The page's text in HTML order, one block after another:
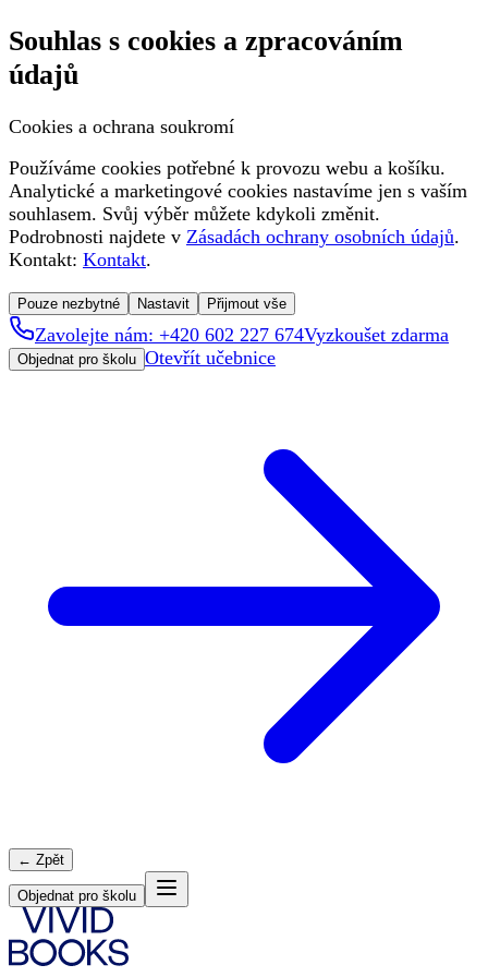
Souhlas s cookies a zpracováním
údajů
Cookies a ochrana soukromí
Používáme cookies potřebné k provozu webu a košíku.
Analytické a marketingové cookies nastavíme jen s vaším
souhlasem. Svůj výběr můžete kdykoli změnit.
Podrobnosti najdete v Zásadách ochrany osobních údajů.
Kontakt: Kontakt.
Pouze nezbytné Nastavit Přijmout vše
Zavolejte nám: +420 602 227 674Vyzkoušet zdarma
Objednat pro školu Otevřít učebnice
← Zpět
Objednat pro školu